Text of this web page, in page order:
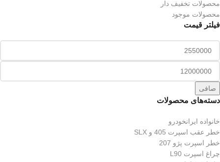
محصولات تخفیف دار
محصولات موجود
فیلتر قیمت
صافی
دسته‌های محصولات
خانواده ایرانخودرو
خطر عقب اسپرت 405 و SLX
خطر اسپرت پژو 207
چراغ اسپرت L90